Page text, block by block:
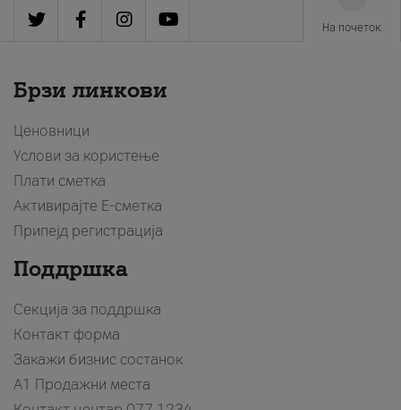
На почеток
Брзи линкови
Ценовници
Услови за користење
Плати сметка
Активирајте Е-сметка
Припејд регистрација
Поддршка
Секција за поддршка
Контакт форма
Закажи бизнис состанок
A1 Продажни места